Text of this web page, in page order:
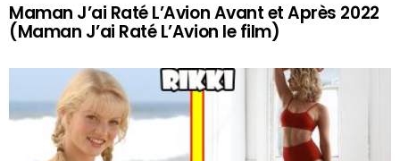
Maman J’ai Raté L’Avion Avant et Après 2022
(Maman J’ai Raté L’Avion le film)